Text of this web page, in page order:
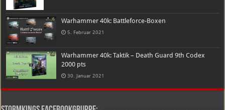
Warhammer 40k: Battleforce-Boxen
5. Februar 2021
Warhammer 40k: Taktik – Death Guard 9th Codex
2000 pts
30. Januar 2021